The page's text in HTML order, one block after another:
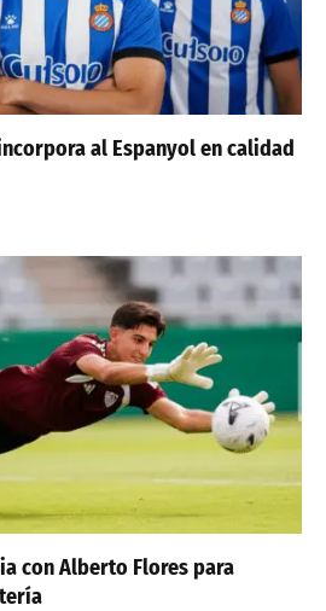
al Espanyol en calidad
con Alberto Flores para